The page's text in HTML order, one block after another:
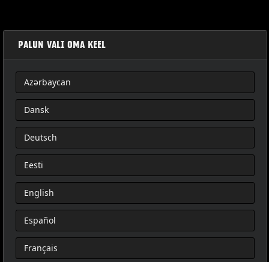
XLパッセンジャーピリオン
PALUN VALI OMA KEEL
Azərbaycan
Dansk
Deutsch
Eesti
English
Español
Français